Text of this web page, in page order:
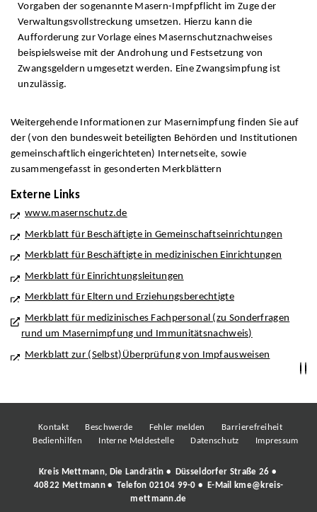
Vorgaben der sogenannte Masern-Impfpflicht im Zuge der
Verwaltungsvollstreckung umsetzen. Hierzu kann die
Aufforderung zur Vorlage eines Masernschutznachweises
beispielsweise mit der Androhung und Festsetzung von
Zwangsgeldern umgesetzt werden. Eine Zwangsimpfung ist
unzulässig.
Weitergehende Informationen zur Masernimpfung finden Sie auf
der (von den bundesweit beteiligten Behörden und Institutionen
gemeinschaftlich eingerichteten) Internetseite, sowie
zusammengefasst in gesonderten Merkblättern
Externe Links
www.masernschutz.de
Merkblatt für Beschäftigte in Gemeinschaftseinrichtungen
Merkblatt für Beschäftigte in medizinischen Einrichtungen
Merkblatt für Einrichtungsleitungen
Merkblatt für Eltern und Erziehungsberechtigte
Merkblatt für medizinisches Fachpersonal (zu Sonderfragen
rund um Masernimpfung und Immunitätsnachweis)
Merkblatt zur (Selbst)Überprüfung von Impfausweisen
Kontakt Beschwerde Fehler melden
Barrierefreiheit
Bedienhilfen
Interne Meldestelle Datenschutz Impressum
Kreis Mettmann, Die Landrätin • Düsseldorfer Straße 26 •
40822 Mettmann • Telefon 02104 99-0 • E-Mail
kme@kreis-
mettmann.de